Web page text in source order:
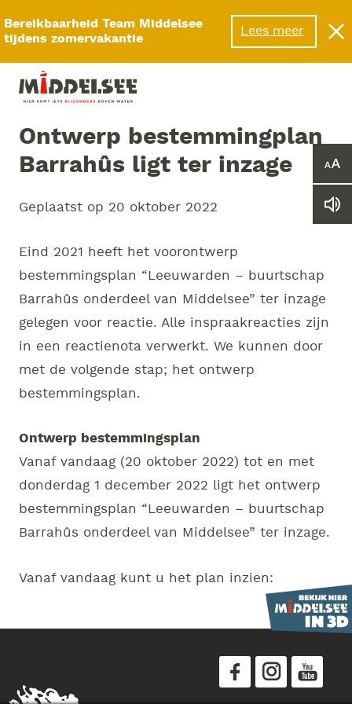
Bereikbaarheid Team Middelsee
tijdens zomervakantie
Lees meer
Menu
of
Ontwerp bestemmingplan
Barrahûs ligt ter inzage
Geplaatst op 20 oktober 2022
Eind 2021 heeft het voorontwerp
bestemmingsplan “Leeuwarden – buurtschap
Barrahûs onderdeel van Middelsee” ter inzage
gelegen voor reactie. Alle inspraakreacties zijn
in een reactienota verwerkt. We kunnen door
met de volgende stap; het ontwerp
bestemmingsplan.
Ontwerp bestemmingsplan
Vanaf vandaag (20 oktober 2022) tot en met
donderdag 1 december 2022 ligt het ontwerp
bestemmingsplan “Leeuwarden – buurtschap
Barrahûs onderdeel van Middelsee” ter inzage.
Vanaf vandaag kunt u het plan inzien: